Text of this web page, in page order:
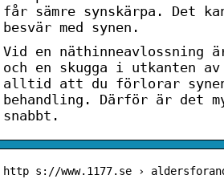
får sämre synskärpa. Det
besvär med synen.
Vid en
och en skugga i utkanten
alltid att du förlorar
behandling. Därför är det
snabbt.
http s://www.1177.se ›